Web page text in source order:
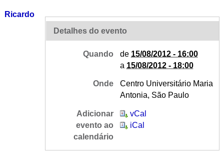
Detalhes do evento
Quando de 15/08/2012 - 16:00
a 15/08/2012 - 18:00
Onde
Centro Universitário Maria
Antonia, São Paulo
Adicionar
evento ao
calendário
vCal
iCal
Ricardo